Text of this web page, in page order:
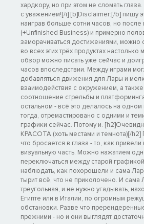
хардкору, но при этом не сломать
с уважением![/i] [b]Disclaimer:[/b] пишу
наиграв больше сотни часов, но после
(+Unfinished Business) и примерно
заморачиваться достижениями, можно
во всех этих трёх продуктах
обзор можно писать уже сейчас и
часов впоследствии. Между играми
добавляться движения для Лары и
взаимодействия с окружением, а
соотношение стрельбы и
остальном - всё это делалось на
тогда, отремастировано с одними и
графики сейчас. Потому и.
КРАСОТА (хоть местами и темнота)[/h2]
что бросается в глаза - то, как
визуальную часть. Можно нажатием
переключаться между старой
наблюдать, как похорошели и сама
тырит всё, что не приколочено. И
треугольная, и не нужно угадывать,
Египте или в Италии, по огромным
обстановки. Разве что
прежними - но и они выглядят